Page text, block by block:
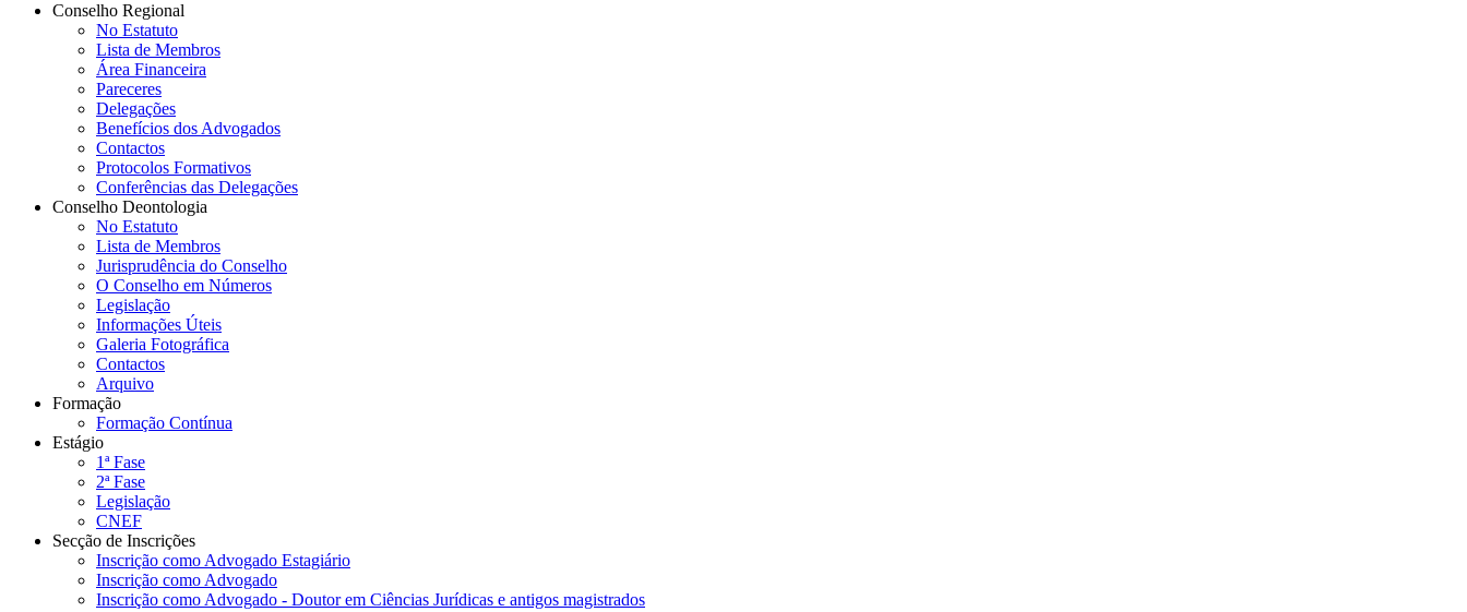
Conselho Regional
No Estatuto
Lista de Membros
Área Financeira
Pareceres
Delegações
Benefícios dos Advogados
Contactos
Protocolos Formativos
Conferências das Delegações
Conselho Deontologia
No Estatuto
Lista de Membros
Jurisprudência do Conselho
O Conselho em Números
Legislação
Informações Úteis
Galeria Fotográfica
Contactos
Arquivo
Formação
Formação Contínua
Estágio
1ª Fase
2ª Fase
Legislação
CNEF
Secção de Inscrições
Inscrição como Advogado Estagiário
Inscrição como Advogado
Inscrição como Advogado - Doutor em Ciências Jurídicas e antigos magistrados